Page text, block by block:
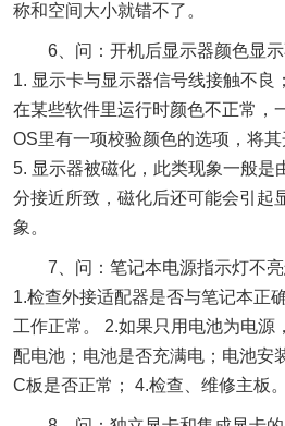
称和空间大小就错不了。
6、问：开机后显示器颜色显
1. 显示卡与显示器信号线接触不良
在某些软件里运行时颜色不正常，
OS里有一项校验颜色的选项，将
5. 显示器被磁化，此类现象一般是
分接近所致，磁化后还可能会引起
象。
7、问：笔记本电源指示灯不
1.检查外接适配器是否与笔记本正
工作正常。 2.如果只用电池为电源
配电池；电池是否充满电；电池安
C板是否正常； 4.检查、维修主板。